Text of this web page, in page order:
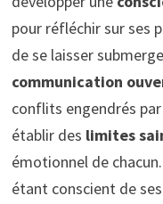
pour réfléchir sur ses
de se laisser
communication
conflits engendrés
établir des limites
émotionnel de
étant conscient de